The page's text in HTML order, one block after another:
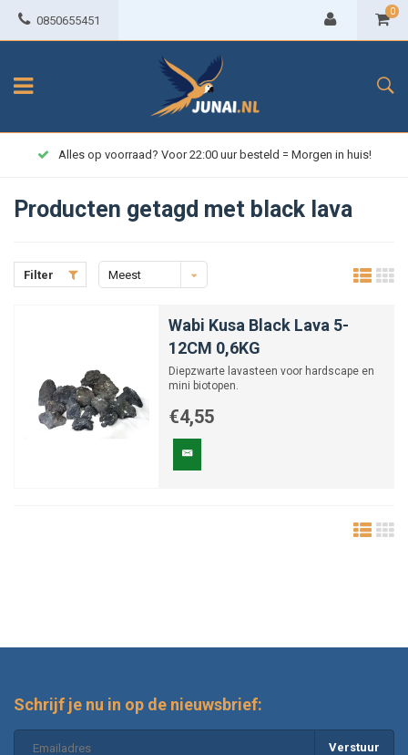
0850655451
0
Alles op voorraad? Voor 22:00 uur besteld = Morgen in huis!
Producten getagd met black lava
Filter
Meest
Wabi Kusa Black Lava 5-
12CM 0,6KG
Diepzwarte lavasteen voor hardscape en
mini biotopen.
€4,55
Schrijf je nu in op de nieuwsbrief:
Verstuur